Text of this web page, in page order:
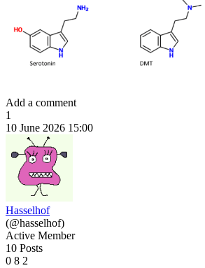
Add a comment
1
10 June 2026 15:00
Hasselhof
(@hasselhof)
Active Member
10 Posts
0 8 2